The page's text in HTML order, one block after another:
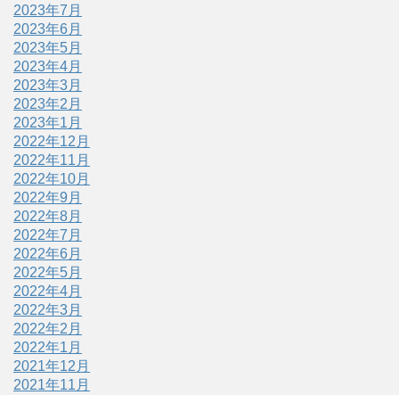
2023年7月
2023年6月
2023年5月
2023年4月
2023年3月
2023年2月
2023年1月
2022年12月
2022年11月
2022年10月
2022年9月
2022年8月
2022年7月
2022年6月
2022年5月
2022年4月
2022年3月
2022年2月
2022年1月
2021年12月
2021年11月